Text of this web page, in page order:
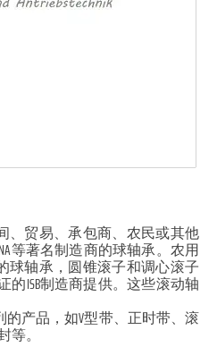
、贸易、承包商、农民或其他
等著名制造商的球轴承。农用
球轴承，圆锥滚子和调心滚子
证的ISB制造商提供。这些滚动轴
产品，如V型带、正时带、滚
。